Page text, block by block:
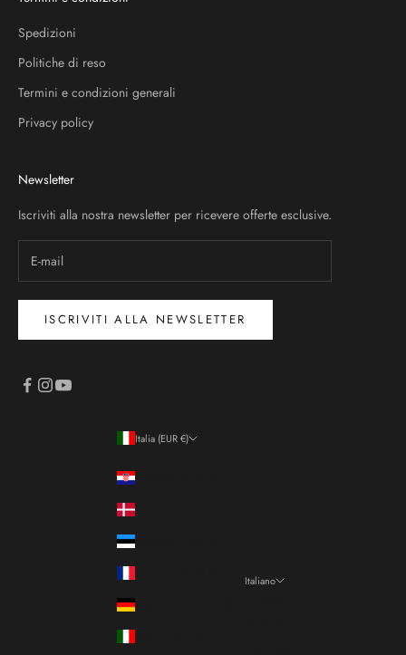
Spedizioni
Politiche di reso
Termini e condizioni generali
Privacy policy
Newsletter
Iscriviti alla nostra newsletter per ricevere offerte esclusive.
ISCRIVITI ALLA NEWSLETTER
Italia (EUR €)
Croazia (EUR €)
Danimarca (DKK kr.)
Estonia (EUR €)
Francia (EUR €)
Germania (EUR €)
Italia (EUR €)
Italiano